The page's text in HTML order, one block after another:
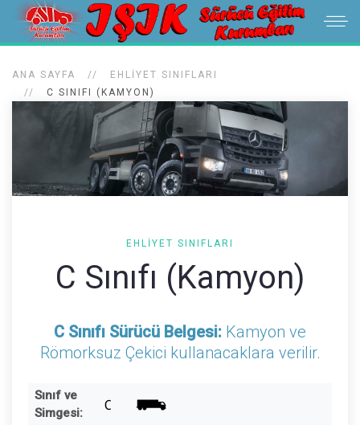
ANA SAYFA
EHLIYET SINIFLARI
C SINIFI (KAMYON)
EHLIYET SINIFLARI
C Sınıfı (Kamyon)
C Sınıfı Sürücü Belgesi: Kamyon ve
Römorksuz Çekici kullanacaklara verilir.
Sınıf ve
Simgesi: